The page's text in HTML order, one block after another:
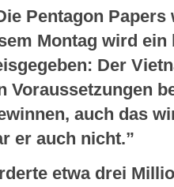
Pentagon
Montag wird
Der
Voraussetzungen
auch das
er auch nicht.”
etwa drei